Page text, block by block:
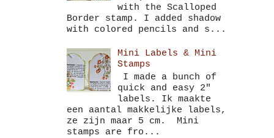
with the Scalloped
Border stamp. I added shadow
with colored pencils and s...
Mini Labels & Mini
Stamps
I made a bunch of
quick and easy 2"
labels. Ik maakte
een aantal makkelijke labels,
ze zijn maar 5 cm. Mini
stamps are fro...